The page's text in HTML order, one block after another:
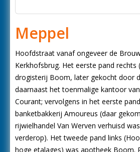
Meppel
Hoofdstraat vanaf ongeveer de
Kerkhofsbrug. Het eerste pand rechts
drogisterij Boom, later gekocht door
daarnaast het toenmalige kantoor
Courant; vervolgens in het eerste
banketbakkerij Amoureus (daar
rijwielhandel Van Werven verhuisd
verderop). Het tweede pand links
hoge etalages) was apotheek Boom.